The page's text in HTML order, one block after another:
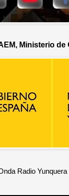
Ministerio de
Radio